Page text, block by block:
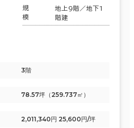
規
模
地上9階／地下1
階建
3階
78.57坪（259.737㎡）
2,011,340円 25,600円/坪